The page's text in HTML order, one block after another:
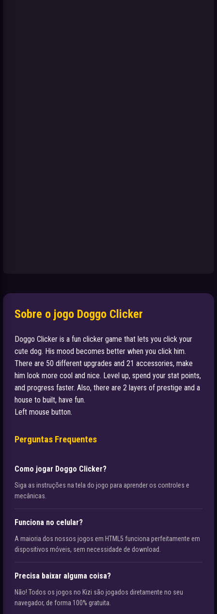
Sobre o jogo Doggo Clicker
Doggo Clicker is a fun clicker game that lets you click your
cute dog. His mood becomes better when you click him.
There are 50 different upgrades and 21 accessories, make
him look more cool and nice. Level up, spend your stat points,
and progress faster. Also, there are 2 layers of prestige and a
house to built, have fun.
Left mouse button.
Perguntas Frequentes
Como jogar Doggo Clicker?
Siga as instruções na tela do jogo para aprender os controles e
mecânicas.
Funciona no celular?
A maioria dos nossos jogos em HTML5 funciona perfeitamente em
dispositivos móveis, sem necessidade de download.
Precisa baixar alguma coisa?
Não! Todos os jogos no Kizi são jogados diretamente no seu
navegador, de forma 100% gratuita.